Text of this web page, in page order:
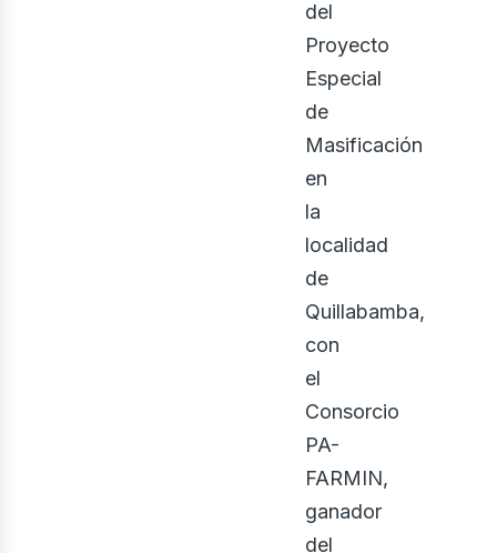
del
Proyecto
Especial
de
Masificación
en
la
localidad
de
Quillabamba,
con
el
Consorcio
PA-
FARMIN,
ganador
del